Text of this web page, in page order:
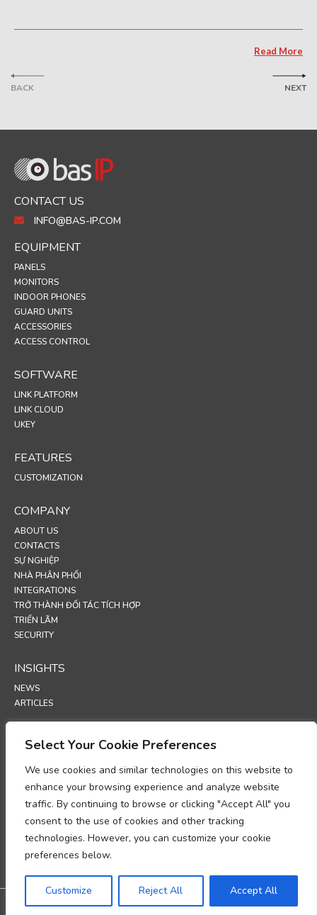
Select Your Cookie Preferences
We use cookies and similar technologies on this website to
enhance your browsing experience and analyze website
traffic. By continuing to browse or clicking "Accept All" you
consent to the use of cookies and other tracking
technologies. However, you can customize your cookie
preferences below.
Customize Reject All Accept All
BACK
Read More
NEXT
CONTACT US
INFO@BAS-IP.COM
EQUIPMENT
PANELS
MONITORS
INDOOR PHONES
GUARD UNITS
ACCESSORIES
ACCESS CONTROL
SOFTWARE
LINK PLATFORM
LINK CLOUD
UKEY
FEATURES
CUSTOMIZATION
COMPANY
ABOUT US
CONTACTS
SỰ NGHIỆP
NHÀ PHÂN PHỐI
INTEGRATIONS
TRỞ THÀNH ĐỐI TÁC TÍCH HỢP
TRIỂN LÃM
SECURITY
INSIGHTS
NEWS
ARTICLES
SUPPORT
POLICIES
CHÍNH SÁCH BẢO MẬT
INFORMASJONSKAPSLER
BẢN GHI NHỚ VỀ TUÂN THỦ XỬ LÝ DỮ LIỆU CÁ NHÂN
PHỤ LỤC XỬ LÝ DỮ LIỆU
@2026 All rights reserved